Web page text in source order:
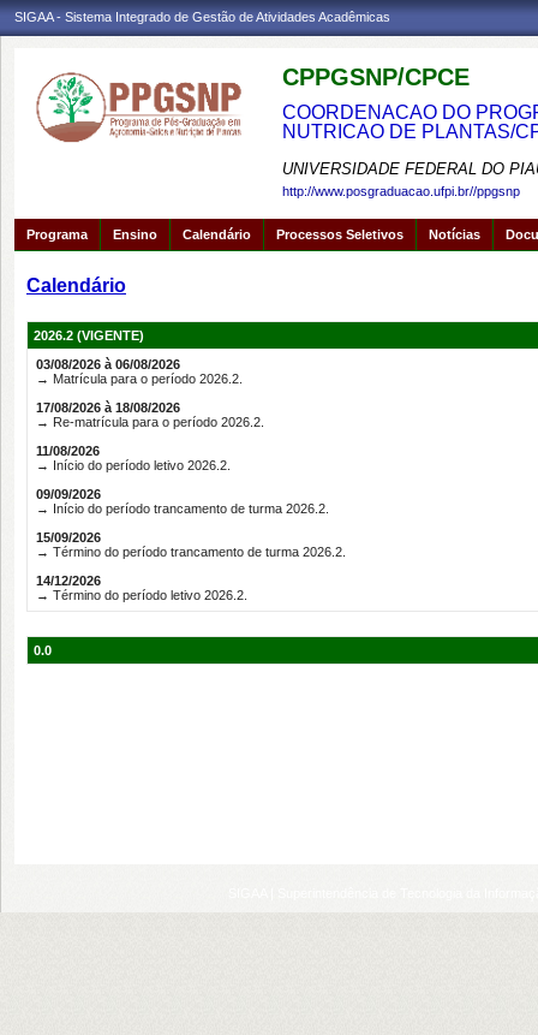
SIGAA - Sistema Integrado de Gestão de Atividades Acadêmicas
CPPGSNP/CPCE
COORDENACAO DO
NUTRICAO DE PLANTAS/
UNIVERSIDADE FEDERAL DO
http://www.posgraduacao.ufpi.br//ppgsnp
Programa Ensino Calendário Processos Seletivos Notícias
Calendário
2026.2 (VIGENTE)
03/08/2026 à 06/08/2026
→ Matrícula para o período 2026.2.
17/08/2026 à 18/08/2026
→ Re-matrícula para o período 2026.2.
11/08/2026
→ Início do período letivo 2026.2.
09/09/2026
→ Início do período trancamento de turma 2026.2.
15/09/2026
→ Término do período trancamento de turma 2026.2.
14/12/2026
→ Término do período letivo 2026.2.
0.0